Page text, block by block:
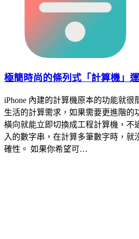
極簡時尚的條列式「計算機」
iPhone 內建的計算機原本的功能就
生活的計算需求，如果需要更進階的
橫向就能立即切換成工程計算機，不
入的數字串，在計算多筆數字時，就
確性。 如果你希望可…